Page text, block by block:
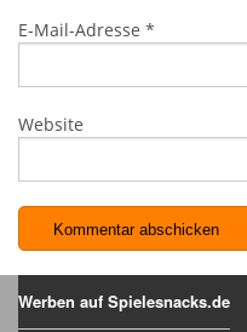
E-Mail-Adresse *
Website
Werben auf Spielesnacks.de